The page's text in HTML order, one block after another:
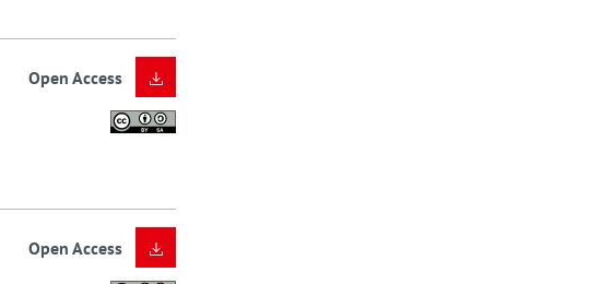
Open Access
Open Access